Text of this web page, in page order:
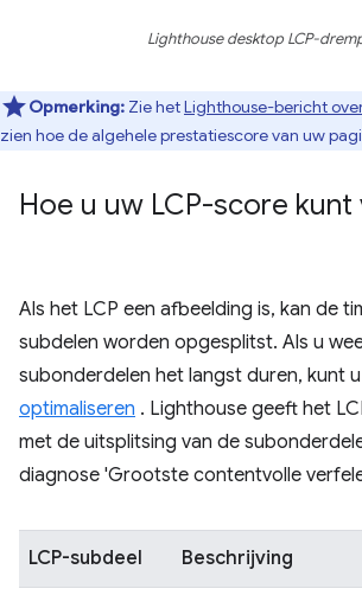
Lighthouse desktop LCP-
Opmerking: Zie hetLighthouse-bericht
zien hoe de algehele prestatiescore van uw
Hoe u uw LCP-score
Als het LCP een afbeelding is, kan de
subdelen worden opgesplitst. Als u
subonderdelen het langst duren, kunt u
optimaliseren . Lighthouse geeft het
met de uitsplitsing van de
diagnose 'Grootste contentvolle
LCP-subdeel Beschrijving